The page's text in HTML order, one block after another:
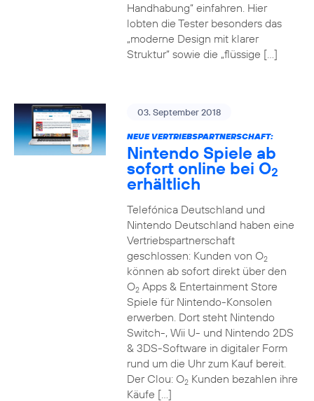
Handhabung“ einfahren. Hier
lobten die Tester besonders das
„moderne Design mit klarer
Struktur“ sowie die „flüssige […]
03. September 2018
NEUE VERTRIEBSPARTNERSCHAFT:
Nintendo Spiele ab
sofort online bei O2
erhältlich
Telefónica Deutschland und
Nintendo Deutschland haben eine
Vertriebspartnerschaft
geschlossen: Kunden von O2
können ab sofort direkt über den
O2Apps & Entertainment Store
Spiele für Nintendo-Konsolen
erwerben. Dort steht Nintendo
Switch-, Wii U- und Nintendo 2DS
& 3DS-Software in digitaler Form
rund um die Uhr zum Kauf bereit.
Der Clou: O2Kunden bezahlen ihre
Käufe […]